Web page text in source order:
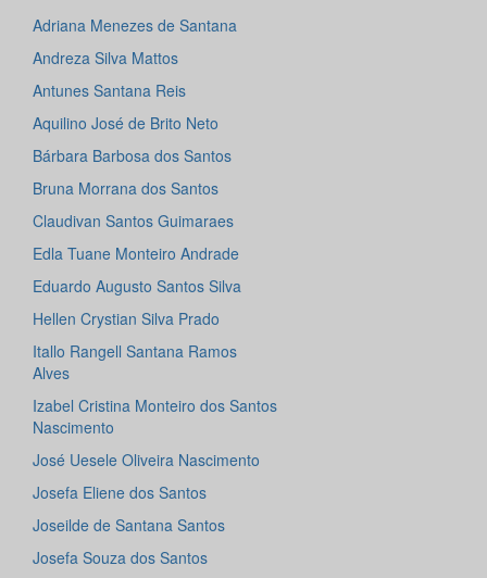
Adriana Menezes de Santana
Andreza Silva Mattos
Antunes Santana Reis
Aquilino José de Brito Neto
Bárbara Barbosa dos Santos
Bruna Morrana dos Santos
Claudivan Santos Guimaraes
Edla Tuane Monteiro Andrade
Eduardo Augusto Santos Silva
Hellen Crystian Silva Prado
Itallo Rangell Santana Ramos
Alves
Izabel Cristina Monteiro dos Santos
Nascimento
José Uesele Oliveira Nascimento
Josefa Eliene dos Santos
Joseilde de Santana Santos
Josefa Souza dos Santos